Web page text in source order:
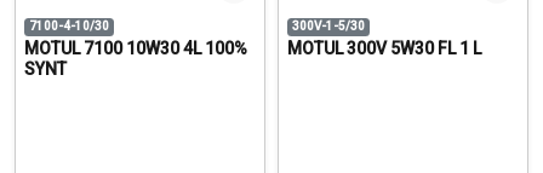
7100-4-10/30
MOTUL 7100 10W30 4L 100%
SYNT
300V-1-5/30
MOTUL 300V 5W30 FL 1 L